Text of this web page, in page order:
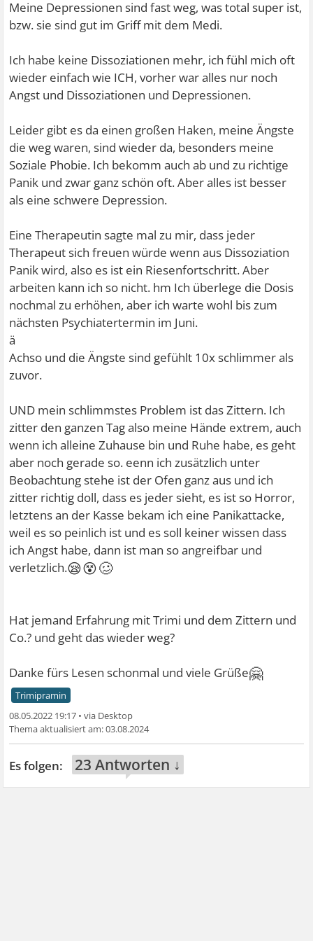
Meine Depressionen sind fast weg, was total super ist,
bzw. sie sind gut im Griff mit dem Medi.
Ich habe keine Dissoziationen mehr, ich fühl mich oft
wieder einfach wie ICH, vorher war alles nur noch
Angst und Dissoziationen und Depressionen.
Leider gibt es da einen großen Haken, meine Ängste
die weg waren, sind wieder da, besonders meine
Soziale Phobie. Ich bekomm auch ab und zu richtige
Panik und zwar ganz schön oft. Aber alles ist besser
als eine schwere Depression.
Eine Therapeutin sagte mal zu mir, dass jeder
Therapeut sich freuen würde wenn aus Dissoziation
Panik wird, also es ist ein Riesenfortschritt. Aber
arbeiten kann ich so nicht. hm Ich überlege die Dosis
nochmal zu erhöhen, aber ich warte wohl bis zum
nächsten Psychiatertermin im Juni.
ä
Achso und die Ängste sind gefühlt 10x schlimmer als
zuvor.
UND mein schlimmstes Problem ist das Zittern. Ich
zitter den ganzen Tag also meine Hände extrem, auch
wenn ich alleine Zuhause bin und Ruhe habe, es geht
aber noch gerade so. eenn ich zusätzlich unter
Beobachtung stehe ist der Ofen ganz aus und ich
zitter richtig doll, dass es jeder sieht, es ist so Horror,
letztens an der Kasse bekam ich eine Panikattacke,
weil es so peinlich ist und es soll keiner wissen dass
ich Angst habe, dann ist man so angreifbar und
verletzlich.😪😵🥴
Hat jemand Erfahrung mit Trimi und dem Zittern und
Co.? und geht das wieder weg?
Danke fürs Lesen schonmal und viele Grüße🤗
Trimipramin
08.05.2022 19:17 •
03.08.2024
23 Antworten ↓